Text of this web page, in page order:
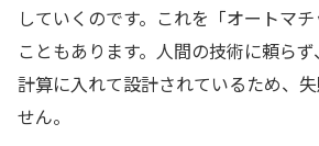
していくのです。これを「オートマ
こともあります。人間の技術に頼ら
計算に入れて設計されているため、
せん。